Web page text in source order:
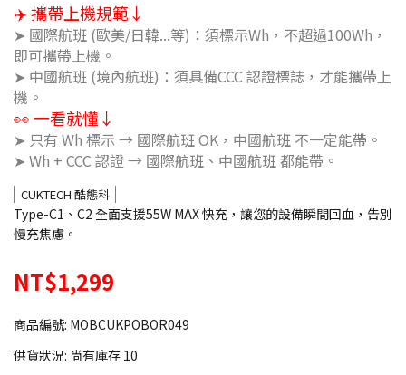
✈️ 攜帶上機規範↓
➤ 國際航班 (歐美/日韓...等)：須標示Wh，不超過100Wh，
即可攜帶上機。
➤ 中國航班 (境內航班)：須具備CCC 認證標誌，才能攜帶上
機。
👀 一看就懂↓
➤ 只有 Wh 標示 → 國際航班 OK，中國航班 不一定能帶。
➤ Wh + CCC 認證 → 國際航班、中國航班 都能帶。
CUKTECH 酷態科
Type-C1、C2 全面支援55W MAX 快充，讓您的設備瞬間回血，告別
慢充焦慮。
NT$1,299
商品編號: MOBCUKPOBOR049
供貨狀況: 尚有庫存 10